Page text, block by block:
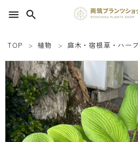
menu search
SEED 植物のタネ
PLANT 植物
MATERIAL 資材
TOP 植物 庭木・宿根草・ハー